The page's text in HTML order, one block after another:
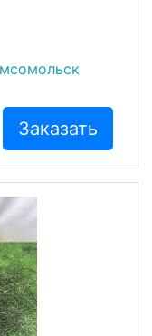
Заказать